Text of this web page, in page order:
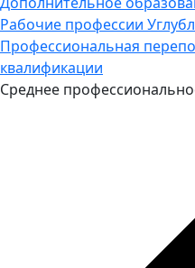
Рабочие профессии
Профессиональная
квалификации
Среднее